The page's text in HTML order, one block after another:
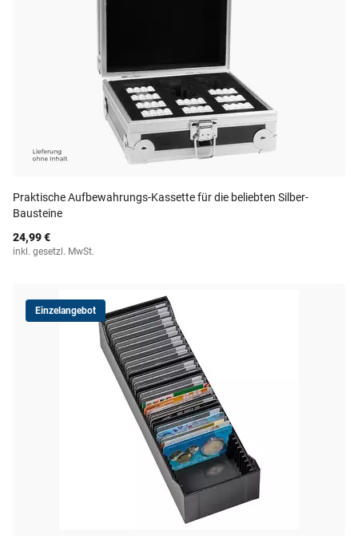
Praktische Aufbewahrungs-Kassette für die beliebten Silber-
Bausteine
24,99 €
inkl. gesetzl. MwSt.
Einzelangebot